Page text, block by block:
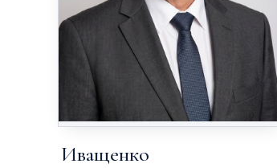
Иващенко